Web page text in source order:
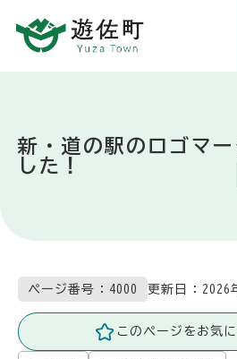
新・道の駅のロゴマ
した！
ページ番号：4000 更新日： 2026
このページをお気